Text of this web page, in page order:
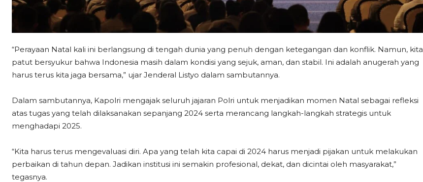
“Perayaan Natal kali ini berlangsung di tengah dunia yang penuh dengan ketegangan dan konflik. Namun, kita
patut bersyukur bahwa Indonesia masih dalam kondisi yang sejuk, aman, dan stabil. Ini adalah anugerah yang
harus terus kita jaga bersama,” ujar Jenderal Listyo dalam sambutannya.
Dalam sambutannya, Kapolri mengajak seluruh jajaran Polri untuk menjadikan momen Natal sebagai refleksi
atas tugas yang telah dilaksanakan sepanjang 2024 serta merancang langkah-langkah strategis untuk
menghadapi 2025.
“Kita harus terus mengevaluasi diri. Apa yang telah kita capai di 2024 harus menjadi pijakan untuk melakukan
perbaikan di tahun depan. Jadikan institusi ini semakin profesional, dekat, dan dicintai oleh masyarakat,”
tegasnya.